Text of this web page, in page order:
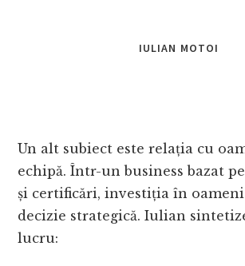
IULIAN MOTOI
Un alt subiect este relația cu
echipă. Într-un business bazat
și certificări, investiția în
decizie strategică. Iulian
lucru: